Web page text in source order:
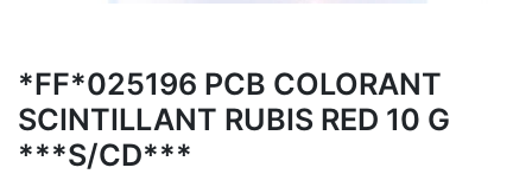
*FF*025196 PCB COLORANT
SCINTILLANT RUBIS RED 10 G
***S/CD***